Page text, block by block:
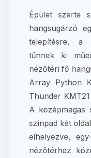
Épület szerte
hangsugárzó
telepítésre, a
tűnnek ki
nézőtéri fő
Array Python
Thunder
A középmagas
színpad két
elhelyezve,
nézőtérhez